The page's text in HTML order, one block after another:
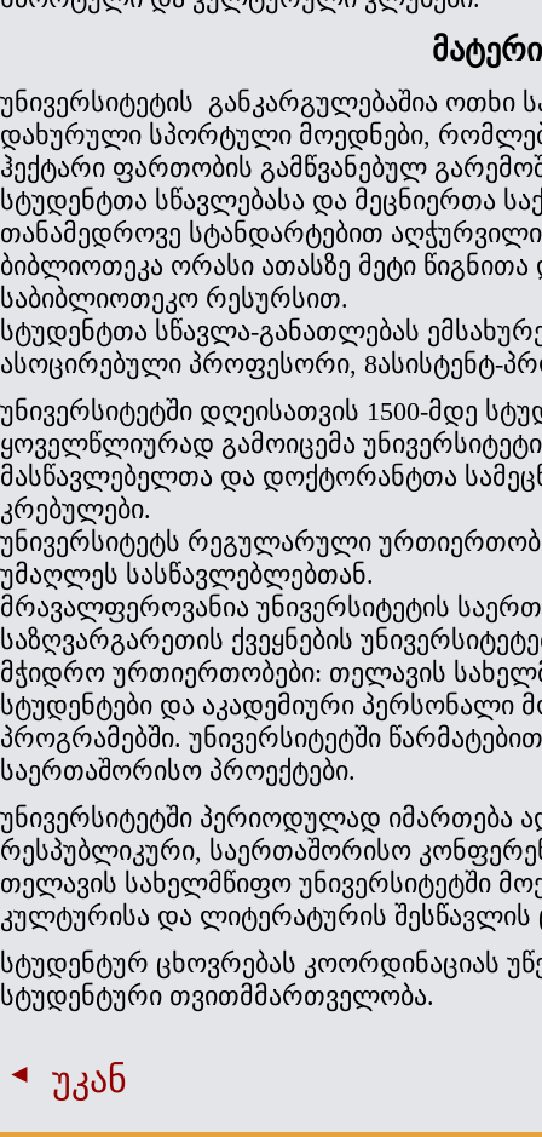
უნივერსიტეტის განკარგულებაშია ოთხი
დახურული სპორტული მოედნები,
ჰექტარი ფართობის გამწვანებულ
სტუდენტთა სწავლებასა და მეცნიერთა
თანამედროვე სტანდარტებით აღჭურვილი
ბიბლიოთეკა ორასი ათასზე მეტი წიგნითა
საბიბლიოთეკო რესურსით.
სტუდენტთა სწავლა-განათლებას
ასოცირებული პროფესორი, 8ასისტენტ-
უნივერსიტეტში დღეისათვის 1500-მდე
ყოველწლიურად გამოიცემა
მასწავლებელთა და დოქტორანტთა
კრებულები.
უნივერსიტეტს რეგულარული
უმაღლეს სასწავლებლებთან.
მრავალფეროვანია უნივერსიტეტის
საზღვარგარეთის ქვეყნების
მჭიდრო ურთიერთობები: თელავის
სტუდენტები და აკადემიური პერსონალი
პროგრამებში. უნივერსიტეტში
საერთაშორისო პროექტები.
უნივერსიტეტში პერიოდულად იმართება
რესპუბლიკური, საერთაშორისო
თელავის სახელმწიფო უნივერსიტეტში
კულტურისა და ლიტერატურის შესწავლის
სტუდენტურ ცხოვრებას კოორდინაციას
სტუდენტური თვითმმართველობა.
უკან